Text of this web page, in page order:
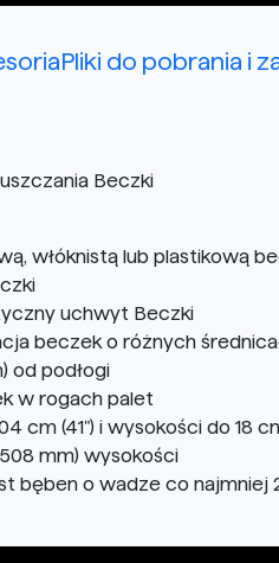
Pliki do pobrania i
Beczki
włóknistą lub plastikową
uchwyt Beczki
beczek o różnych
od podłogi
w rogach palet
cm (41") i wysokości do 18
mm) wysokości
bęben o wadze co najmniej